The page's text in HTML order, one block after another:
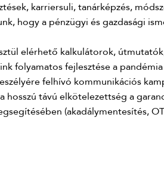
karriersuli, tanárképzés,
hogy a pénzügyi és gazdasági
elérhető kalkulátorok,
folyamatos fejlesztése a
felhívó kommunikációs
hosszú távú elkötelezettség a
(akadálymentesítés,